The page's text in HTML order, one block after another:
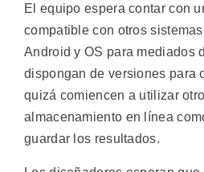
El equipo espera contar con
compatible con otros
Android y OS para mediados
dispongan de versiones para
quizá comiencen a utilizar
almacenamiento en línea
guardar los resultados.